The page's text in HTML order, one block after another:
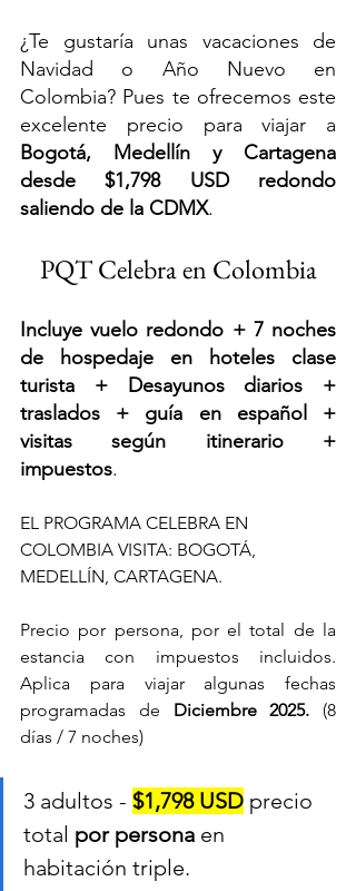
VIAJES 2027
¿Te gustaría unas vacaciones de
Navidad o Año Nuevo en
Colombia? Pues te ofrecemos este
Bogotá, Medellín y Cartagena
desde $1,798 USD redondo
saliendo de la CDMX.
PQT Celebra en Colombia
Incluye vuelo redondo + 7 noches
de hospedaje en hoteles clase
turista + Desayunos diarios +
traslados + guía en español +
visitas según itinerario +
impuestos.
EL PROGRAMA CELEBRA EN
COLOMBIA VISITA: BOGOTÁ,
MEDELLÍN, CARTAGENA.
Precio por persona, por el total de la
estancia con impuestos incluidos.
Aplica para viajar algunas fechas
programadas de Diciembre 2025. (8
días / 7 noches)
3 adultos - $1,798 USD precio
total por persona en
habitación triple.